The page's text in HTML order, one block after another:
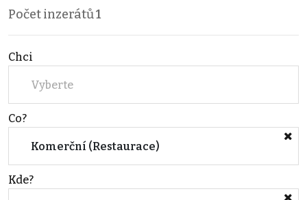
Počet inzerátů1
Chci
Vyberte
Co?
Komerční (Restaurace)
Kde?